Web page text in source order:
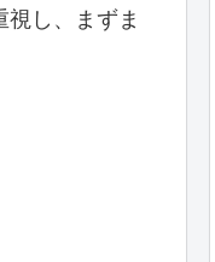
し、まずま